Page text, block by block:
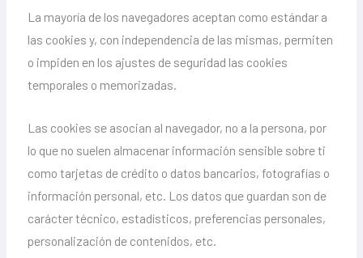
La mayoría de los navegadores aceptan como estándar a
las cookies y, con independencia de las mismas, permiten
o impiden en los ajustes de seguridad las cookies
temporales o memorizadas.
Las cookies se asocian al navegador, no a la persona, por
lo que no suelen almacenar información sensible sobre ti
como tarjetas de crédito o datos bancarios, fotografías o
información personal, etc. Los datos que guardan son de
carácter técnico, estadísticos, preferencias personales,
personalización de contenidos, etc.